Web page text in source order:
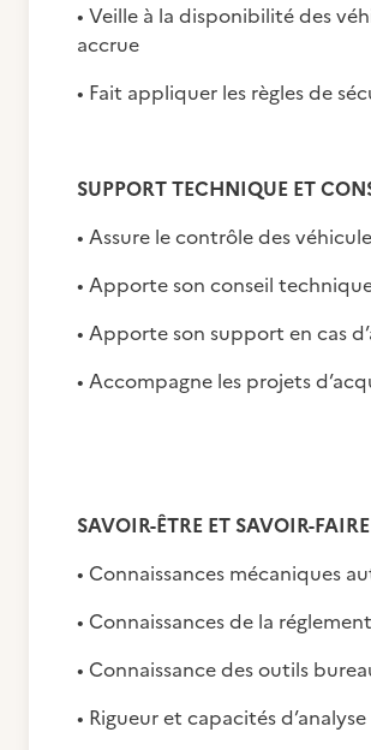
• Veille à la disponibilité des
accrue
• Fait appliquer les règles de
SUPPORT TECHNIQUE ET
• Assure le contrôle des
• Apporte son conseil
• Apporte son support en cas
• Accompagne les projets
SAVOIR-ÊTRE ET SAVOIR-FAIRE
• Connaissances mécaniques
• Connaissances de la
• Connaissance des outils
• Rigueur et capacités d’analyse